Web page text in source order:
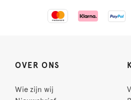
OVER ONS
Wie zijn wij